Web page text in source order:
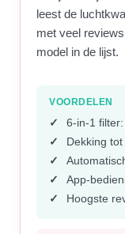
leest de
met veel
model in de lijst.
VOORDELEN
6-in-1
Dekking tot
App-
Hoogste